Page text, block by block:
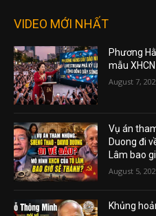
VIDEO MỚI NHẤT
Phương
mẫu
August 7,
Vụ án
Duong đi
Lâm bao
August 5,
Khủng